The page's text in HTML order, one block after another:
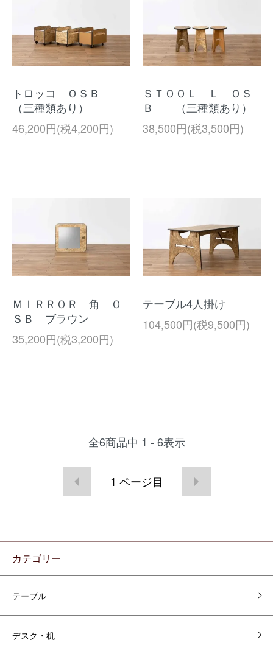
トロッコ ＯＳＢ
（三種類あり）
46,200円(税4,200円)
ＳＴＯＯＬ Ｌ ＯＳ
Ｂ （三種類あり）
38,500円(税3,500円)
ＭＩＲＲＯＲ 角 Ｏ
ＳＢ ブラウン
35,200円(税3,200円)
テーブル4人掛け
104,500円(税9,500円)
全6商品中 1 - 6表示
1 ページ目
カテゴリー
テーブル
デスク・机